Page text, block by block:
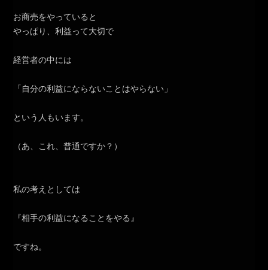
お商売をやっていると
やっぱり、利益って大切で
経営者の中には
「自分の利益にならないことはやらない」
という人もいます。
（あ、これ、普通ですか？）
私の考えとしては
『相手の利益になることをやる』
ですね。